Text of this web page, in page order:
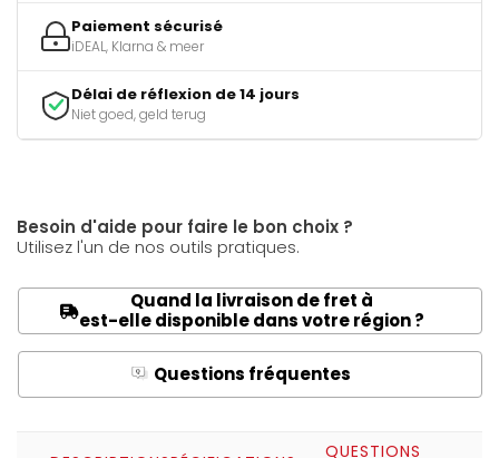
Paiement sécurisé
iDEAL, Klarna & meer
Délai de réflexion de 14 jours
Niet goed, geld terug
Besoin d'aide pour faire le bon choix ?
Utilisez l'un de nos outils pratiques.
Quand la livraison de fret à
est-elle disponible dans votre région ?
Q Questions fréquentes
QUESTIONS